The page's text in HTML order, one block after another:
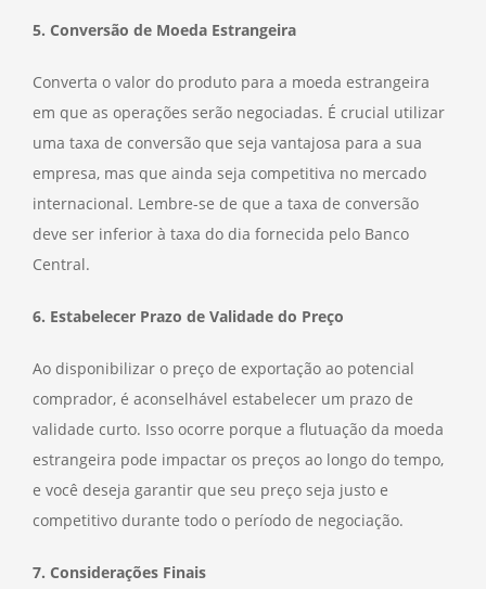
5. Conversão de Moeda Estrangeira
Converta o valor do produto para a moeda estrangeira
em que as operações serão negociadas. É crucial utilizar
uma taxa de conversão que seja vantajosa para a sua
empresa, mas que ainda seja competitiva no mercado
internacional. Lembre-se de que a taxa de conversão
deve ser inferior à taxa do dia fornecida pelo Banco
Central.
6. Estabelecer Prazo de Validade do Preço
Ao disponibilizar o preço de exportação ao potencial
comprador, é aconselhável estabelecer um prazo de
validade curto. Isso ocorre porque a flutuação da moeda
estrangeira pode impactar os preços ao longo do tempo,
e você deseja garantir que seu preço seja justo e
competitivo durante todo o período de negociação.
7. Considerações Finais